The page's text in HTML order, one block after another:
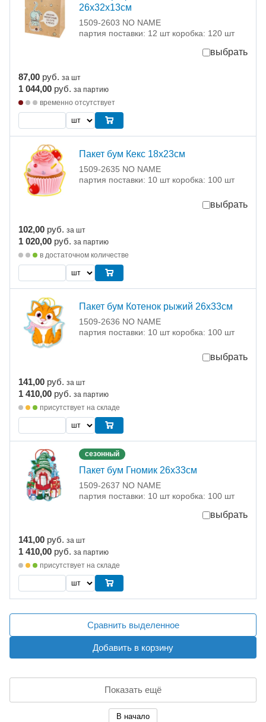
26x32x13см
1509-2603 NO NAME
партия поставки: 12 шт коробка: 120 шт
выбрать
87,00 руб. за шт
1 044,00 руб. за партию
временно отсутствует
Пакет бум Кекс 18х23см
1509-2635 NO NAME
партия поставки: 10 шт коробка: 100 шт
выбрать
102,00 руб. за шт
1 020,00 руб. за партию
в достаточном количестве
Пакет бум Котенок рыжий 26х33см
1509-2636 NO NAME
партия поставки: 10 шт коробка: 100 шт
выбрать
141,00 руб. за шт
1 410,00 руб. за партию
присутствует на складе
сезонный
Пакет бум Гномик 26х33см
1509-2637 NO NAME
партия поставки: 10 шт коробка: 100 шт
выбрать
141,00 руб. за шт
1 410,00 руб. за партию
присутствует на складе
Сравнить выделенное
Добавить в корзину
Показать ещё
В начало